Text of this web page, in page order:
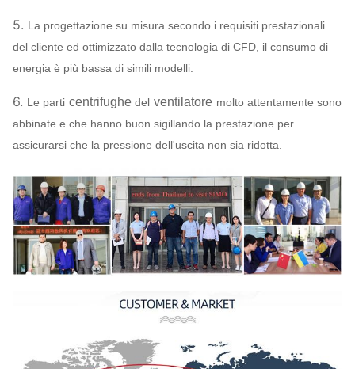
Configurazione
della presa
SS316,
HG785,
DB685…
45# acciaio
(acciaio per
costruzioni
edili) del
carbonio ad
alta
acciaio
5. La progettazione su misura secondo i requisiti prestazionali
del cliente ed ottimizzato dalla tecnologia di CFD, il consumo di
energia è più bassa di simili modelli.
6. Le parti centrifughe del ventilatore molto attentamente sono
abbinate e che hanno buon sigillando la prestazione per
assicurarsi che la pressione dell'uscita non sia ridotta.